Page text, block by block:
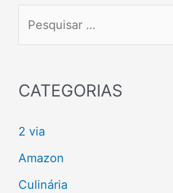
q
i
s
a
CATEGORIAS
2 via
Amazon
Culinária